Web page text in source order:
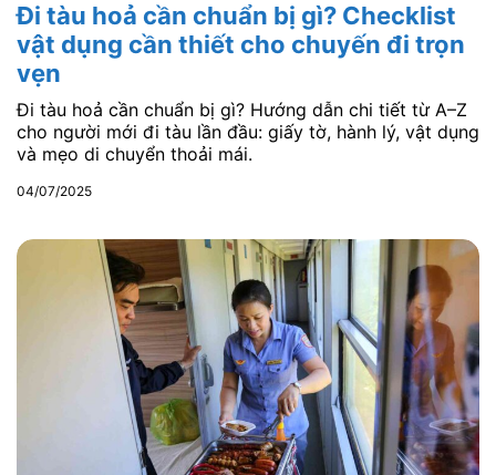
Đi tàu hoả cần chuẩn bị gì? Checklist
vật dụng cần thiết cho chuyến đi trọn
vẹn
Đi tàu hoả cần chuẩn bị gì? Hướng dẫn chi tiết từ A–Z
cho người mới đi tàu lần đầu: giấy tờ, hành lý, vật dụng
và mẹo di chuyển thoải mái.
04/07/2025